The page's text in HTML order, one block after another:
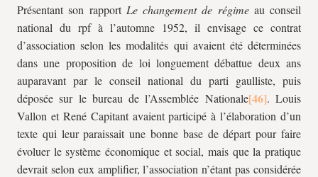
Présentant son rapport Le changement de régimeau conseil
national du rpfà l’automne 1952, il envisage ce contrat
d’association selon les modalités qui avaient été déterminées
dans une proposition de loi longuement débattue deux ans
auparavant par le conseil national du parti gaulliste, puis
déposée sur le bureau de l’Assemblée Nationale
. Louis
Vallon et René Capitant avaient participé à l’élaboration d’un
texte qui leur paraissait une bonne base de départ pour faire
évoluer le système économique et social, mais que la pratique
devrait selon eux amplifier, l’association n’étant pas considérée